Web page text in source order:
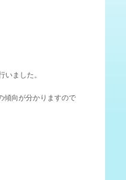
ました。
傾向が分かりますので